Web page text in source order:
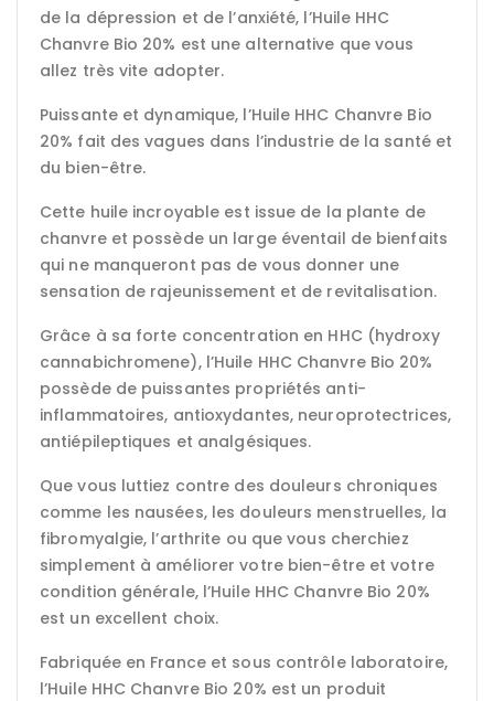
de la dépression et de l’anxiété, l’Huile HHC
Chanvre Bio 20% est une alternative que vous
allez très vite adopter.
Puissante et dynamique, l’Huile HHC Chanvre Bio
20% fait des vagues dans l’industrie de la santé et
du bien-être.
Cette huile incroyable est issue de la plante de
chanvre et possède un large éventail de bienfaits
qui ne manqueront pas de vous donner une
sensation de rajeunissement et de revitalisation.
Grâce à sa forte concentration en HHC (hydroxy
cannabichromene), l’Huile HHC Chanvre Bio 20%
possède de puissantes propriétés anti-
inflammatoires, antioxydantes, neuroprotectrices,
antiépileptiques et analgésiques.
Que vous luttiez contre des douleurs chroniques
comme les nausées, les douleurs menstruelles, la
fibromyalgie, l’arthrite ou que vous cherchiez
simplement à améliorer votre bien-être et votre
condition générale, l’Huile HHC Chanvre Bio 20%
est un excellent choix.
Fabriquée en France et sous contrôle laboratoire,
l’Huile HHC Chanvre Bio 20% est un produit